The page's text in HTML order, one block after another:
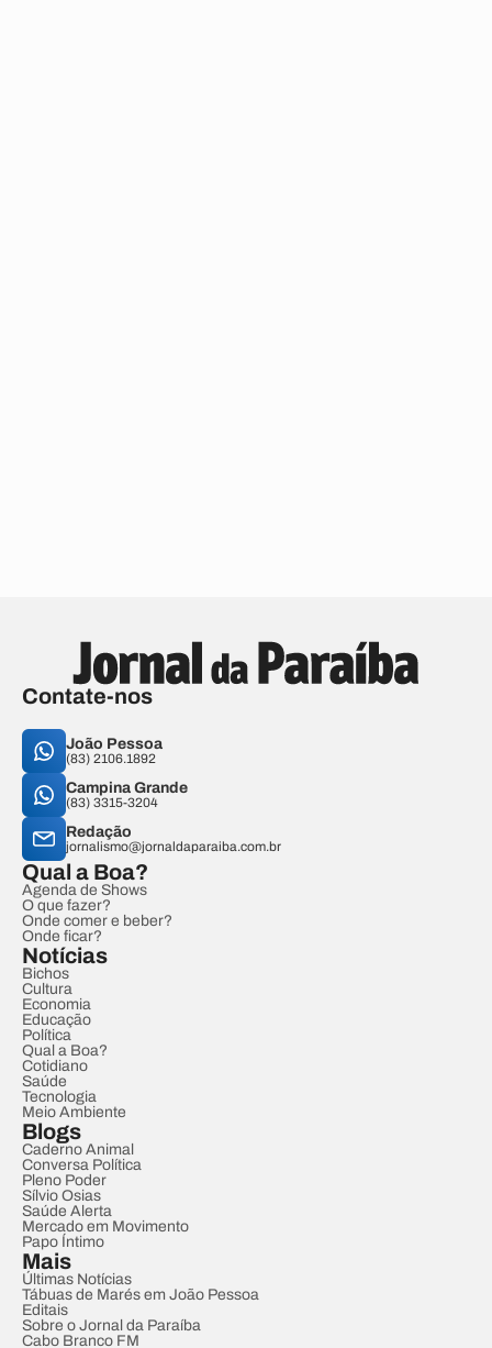
Contate-nos
João Pessoa
(83) 2106.1892
Campina Grande
(83) 3315-3204
Redação
jornalismo@jornaldaparaiba.com.br
Qual a Boa?
Agenda de Shows
O que fazer?
Onde comer e beber?
Onde ficar?
Notícias
Bichos
Cultura
Economia
Educação
Política
Qual a Boa?
Cotidiano
Saúde
Tecnologia
Meio Ambiente
Blogs
Caderno Animal
Conversa Política
Pleno Poder
Sílvio Osias
Saúde Alerta
Mercado em Movimento
Papo Íntimo
Mais
Últimas Notícias
Tábuas de Marés em João Pessoa
Editais
Sobre o Jornal da Paraíba
Cabo Branco FM